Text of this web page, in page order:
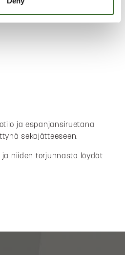
ja espanjansiruetana
sekajätteeseen.
niiden torjunnasta löydät